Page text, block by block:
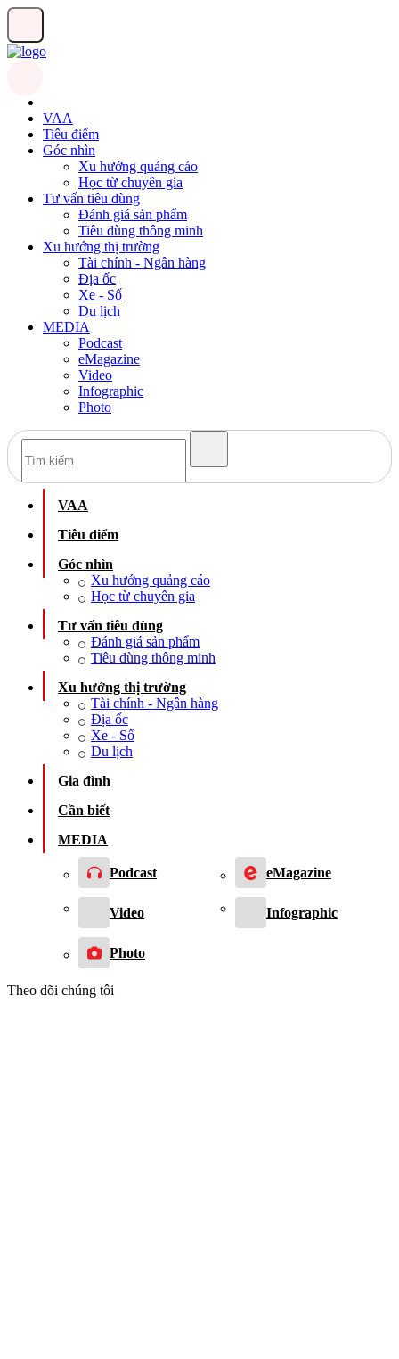
VAA
Tiêu điểm
Góc nhìn
Xu hướng quảng cáo
Học từ chuyên gia
Tư vấn tiêu dùng
Đánh giá sản phẩm
Tiêu dùng thông minh
Xu hướng thị trường
Tài chính - Ngân hàng
Địa ốc
Xe - Số
Du lịch
MEDIA
Podcast
eMagazine
Video
Infographic
Photo
VAA
Tiêu điểm
Góc nhìn
Xu hướng quảng cáo
Học từ chuyên gia
Tư vấn tiêu dùng
Đánh giá sản phẩm
Tiêu dùng thông minh
Xu hướng thị trường
Tài chính - Ngân hàng
Địa ốc
Xe - Số
Du lịch
Gia đình
Cần biết
MEDIA
Podcast eMagazine
Video Infographic
Photo
Theo dõi chúng tôi